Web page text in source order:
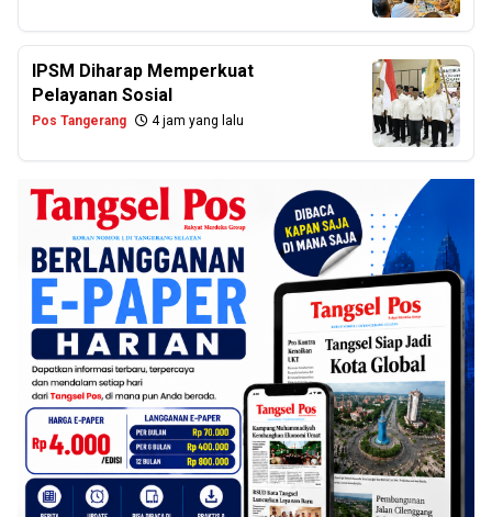
IPSM Diharap Memperkuat
Pelayanan Sosial
Pos Tangerang 4 jam yang lalu